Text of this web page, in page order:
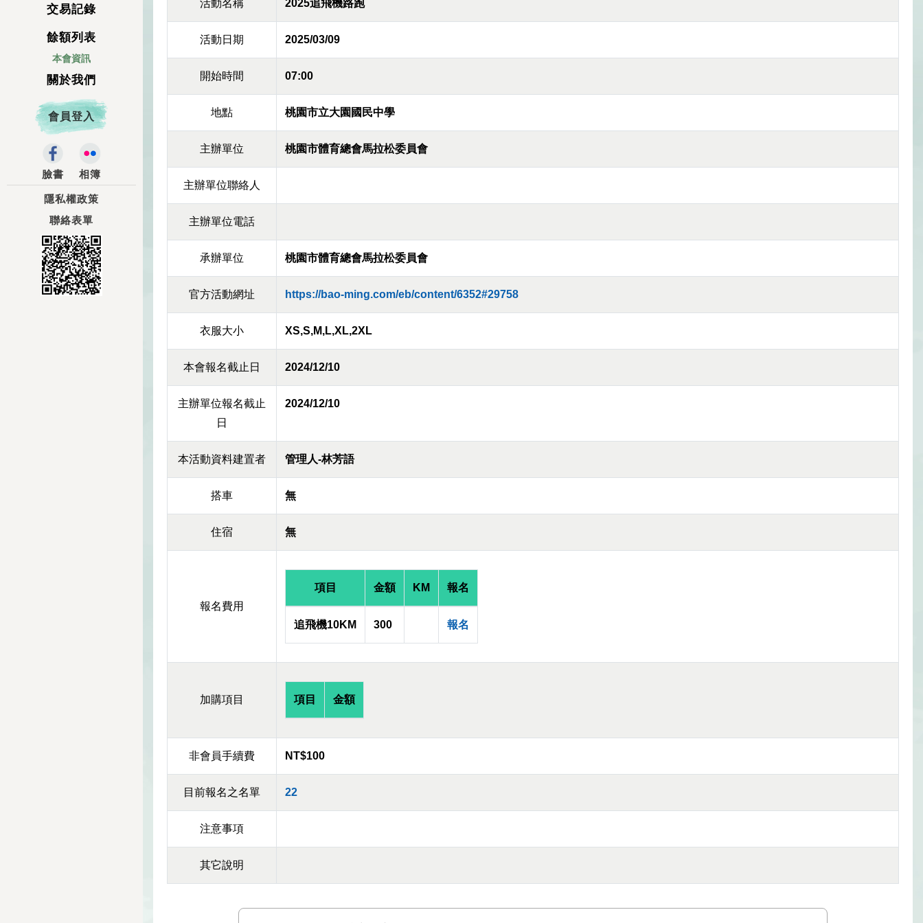
交易記錄
餘額列表
本會資訊
關於我們
會員登入
臉書 相簿
隱私權政策
聯絡表單
活動名稱 2025追飛機路跑
活動日期 2025/03/09
開始時間 07:00
地點 桃園市立大園國民中學
主辦單位 桃園市體育總會馬拉松委員會
主辦單位聯絡人
主辦單位電話
承辦單位 桃園市體育總會馬拉松委員會
官方活動網址 https://bao-ming.com/eb/content/6352#29758
衣服大小 XS,S,M,L,XL,2XL
本會報名截止日 2024/12/10
主辦單位報名截止
日
2024/12/10
本活動資料建置者 管理人-林芳語
搭車 無
住宿 無
報名費用
項目 金額 KM 報名
追飛機10KM 300 報名
加購項目 項目 金額
非會員手續費 NT$100
目前報名之名單 22
注意事項
其它說明